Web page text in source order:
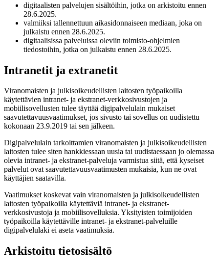
digitaalisten palvelujen sisältöihin, jotka on arkistoitu ennen
28.6.2025.
valmiiksi tallennettuun aikasidonnaiseen mediaan, joka on
julkaistu ennen 28.6.2025.
digitaalisissa palveluissa oleviin toimisto-ohjelmien
tiedostoihin, jotka on julkaistu ennen 28.6.2025.
Intranetit ja extranetit
Viranomaisten ja julkisoikeudellisten laitosten työpaikoilla
käytettävien intranet- ja ekstranet-verkkosivustojen ja
mobiilisovellusten tulee täyttää digipalvelulain mukaiset
saavutettavuusvaatimukset, jos sivusto tai sovellus on uudistettu
kokonaan 23.9.2019 tai sen jälkeen.
Digipalvelulain tarkoittamien viranomaisten ja julkisoikeudellisten
laitosten tulee siten hankkiessaan uusia tai uudistaessaan jo olemassa
olevia intranet- ja ekstranet-palveluja varmistua siitä, että kyseiset
palvelut ovat saavutettavuusvaatimusten mukaisia, kun ne ovat
käyttäjien saatavilla.
Vaatimukset koskevat vain viranomaisten ja julkisoikeudellisten
laitosten työpaikoilla käytettäviä intranet- ja ekstranet-
verkkosivustoja ja mobiilisovelluksia. Yksityisten toimijoiden
työpaikoilla käytettäville intranet- ja ekstranet-palveluille
digipalvelulaki ei aseta vaatimuksia.
Arkistoitu tietosisältö